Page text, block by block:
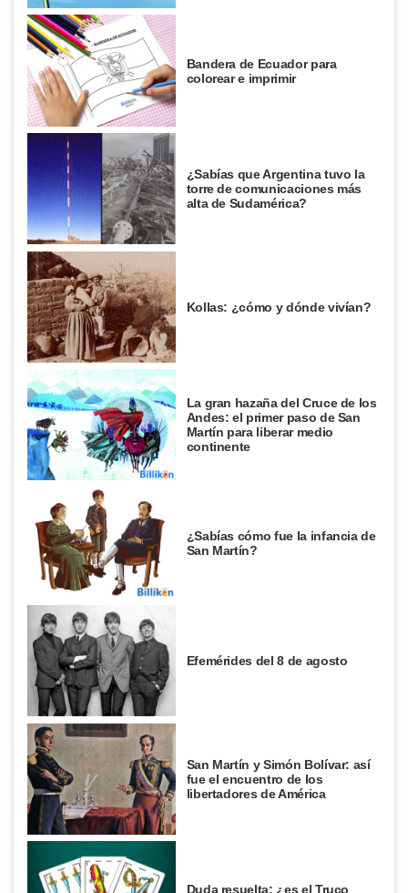
Bandera de Ecuador para
colorear e imprimir
¿Sabías que Argentina tuvo la
torre de comunicaciones más
alta de Sudamérica?
Kollas: ¿cómo y dónde vivían?
La gran hazaña del Cruce de los
Andes: el primer paso de San
Martín para liberar medio
continente
¿Sabías cómo fue la infancia de
San Martín?
Efemérides del 8 de agosto
San Martín y Simón Bolívar: así
fue el encuentro de los
libertadores de América
Duda resuelta: ¿es el Truco